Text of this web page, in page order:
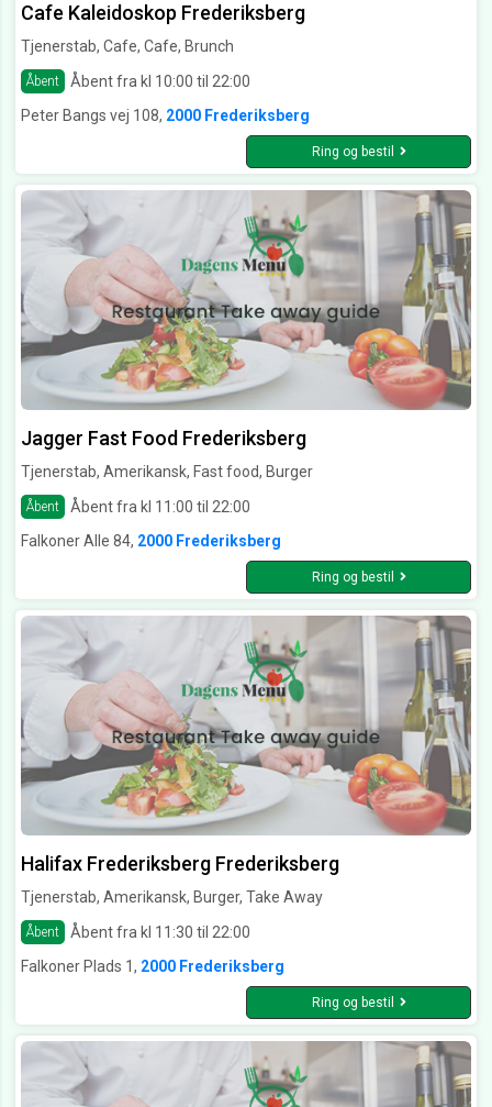
Cafe Kaleidoskop Frederiksberg
Tjenerstab, Cafe, Cafe, Brunch
Åbent
Åbent fra kl 10:00 til 22:00
Peter Bangs vej 108, 2000 Frederiksberg
Ring og bestil
Jagger Fast Food Frederiksberg
Tjenerstab, Amerikansk, Fast food, Burger
Åbent
Åbent fra kl 11:00 til 22:00
Falkoner Alle 84, 2000 Frederiksberg
Ring og bestil
Halifax Frederiksberg Frederiksberg
Tjenerstab, Amerikansk, Burger, Take Away
Åbent
Åbent fra kl 11:30 til 22:00
Falkoner Plads 1, 2000 Frederiksberg
Ring og bestil